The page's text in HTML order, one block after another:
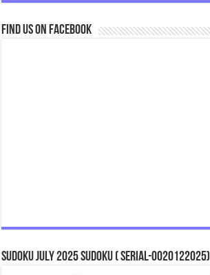
Find us on Facebook
Sudoku July 2025 Sudoku ( Serial-0020122025)